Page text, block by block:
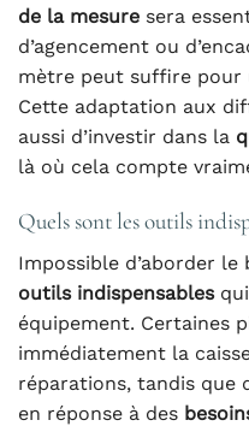
de la mesure sera
d’agencement ou
mètre peut suffire pour
Cette adaptation aux
aussi d’investir dans la
là où cela compte
Quels sont les outils
Impossible d’aborder
outils indispensablesqui
équipement. Certaines
immédiatement la
réparations, tandis que
en réponse à des